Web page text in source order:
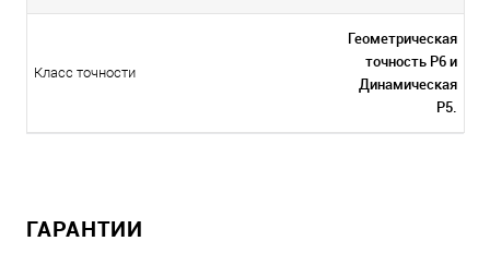
Класс точности
Геометрическая
точность P6 и
Динамическая
P5.
ГАРАНТИИ